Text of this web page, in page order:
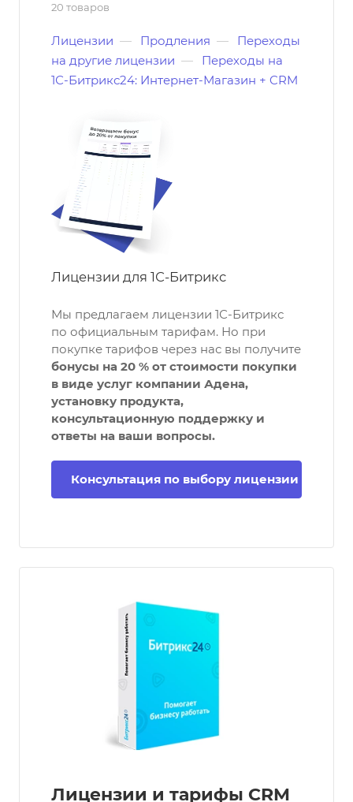
20 товаров
Лицензии — Продления —
Переходы
на другие лицензии —
Переходы на
1С-Битрикс24: Интернет-Магазин + CRM
Лицензии для 1С-Битрикс
Мы предлагаем лицензии 1С-Битрикс
по официальным тарифам. Но при
покупке тарифов через нас вы получите
бонусы на 20 % от стоимости покупки
в виде услуг компании Адена,
установку продукта,
консультационную поддержку и
ответы на ваши вопросы.
Консультация по выбору лицензии
Лицензии и тарифы CRM